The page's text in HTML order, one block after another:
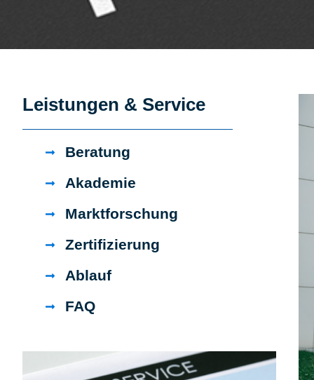
Leistungen & Service
Beratung
Akademie
Marktforschung
Zertifizierung
Ablauf
FAQ